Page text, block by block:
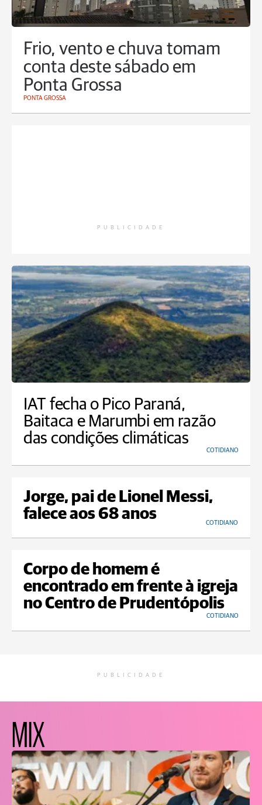
Frio, vento e chuva tomam
conta deste sábado em
Ponta Grossa
PONTA GROSSA
PUBLICIDADE
IAT fecha o Pico Paraná,
Baitaca e Marumbi em razão
das condições climáticas
COTIDIANO
Jorge, pai de Lionel Messi,
falece aos 68 anos
COTIDIANO
Corpo de homem é
encontrado em frente à igreja
no Centro de Prudentópolis
COTIDIANO
PUBLICIDADE
MIX